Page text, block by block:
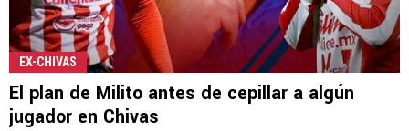
EX-CHIVAS
El plan de Milito antes de cepillar a algún
jugador en Chivas